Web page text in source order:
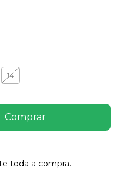
14
toda a compra.